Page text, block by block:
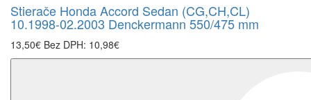
Stierače Honda Accord Sedan (CG,CH,CL)
10.1998-02.2003 Denckermann 550/475 mm
13,50€ Bez DPH: 10,98€